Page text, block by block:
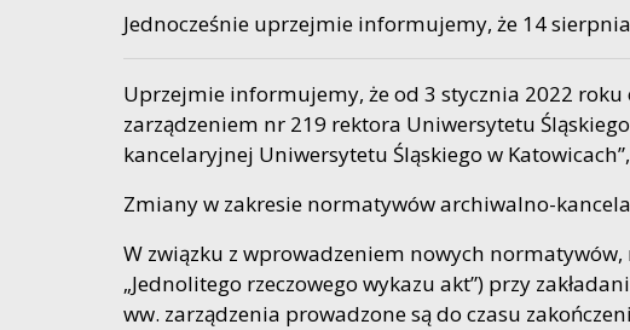
Jednocześnie uprzejmie informujemy, że 14
Uprzejmie informujemy, że od 3 stycznia 2022
zarządzeniem nr 219 rektora Uniwersytetu
kancelaryjnej Uniwersytetu Śląskiego w
Zmiany w zakresie normatywów archiwalno-
W związku z wprowadzeniem nowych
„Jednolitego rzeczowego wykazu akt”) przy
ww. zarządzenia prowadzone są do czasu